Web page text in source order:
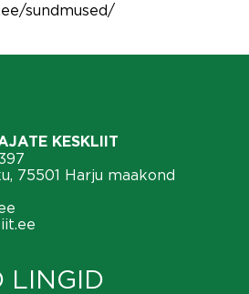
sundmused/
KESKLIIT
75501 Harju maakond
LINGID